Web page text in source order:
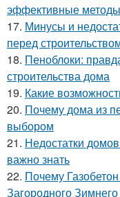
эффективные методы
17. Минусы и
перед
18. Пеноблоки:
строительства дома
19. Какие
20. Почему дома из
выбором
21. Недостатки
важно знать
22. Почему
Загородного